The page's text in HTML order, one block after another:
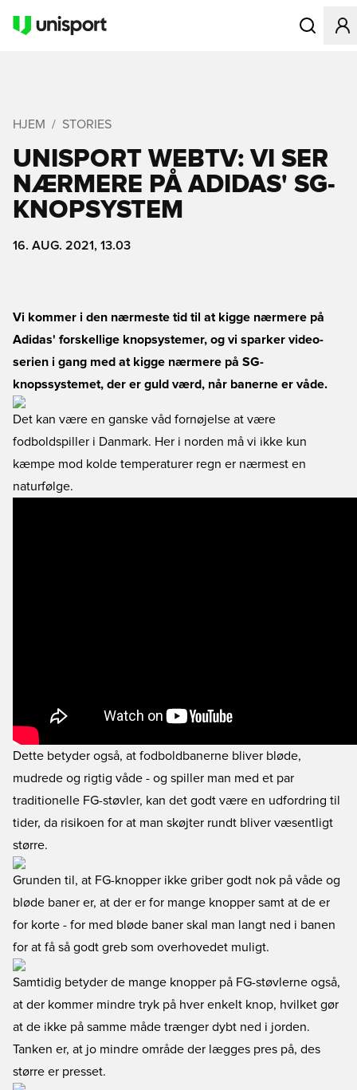
Åbner en
HJEM STORIES
UNISPORT WEBTV: VI SER
NÆRMERE PÅ ADIDAS' SG-
KNOPSYSTEM
16. AUG. 2021, 13.03
Vi kommer i den nærmeste tid til at kigge nærmere på
Adidas' forskellige knopsystemer, og vi sparker video-
serien i gang med at kigge nærmere på SG-
knopssystemet, der er guld værd, når banerne er våde.
Det kan være en ganske våd fornøjelse at være
fodboldspiller i Danmark. Her i norden må vi ikke kun
kæmpe mod kolde temperaturer regn er nærmest en
naturfølge.
Dette betyder også, at fodboldbanerne bliver bløde,
mudrede og rigtig våde - og spiller man med et par
traditionelle FG-støvler, kan det godt være en udfordring til
tider, da risikoen for at man skøjter rundt bliver væsentligt
større.
Grunden til, at FG-knopper ikke griber godt nok på våde og
bløde baner er, at der er for mange knopper samt at de er
for korte - for med bløde baner skal man langt ned i banen
for at få så godt greb som overhovedet muligt.
Samtidig betyder de mange knopper på FG-støvlerne også,
at der kommer mindre tryk på hver enkelt knop, hvilket gør
at de ikke på samme måde trænger dybt ned i jorden.
Tanken er, at jo mindre område der lægges pres på, des
større er presset.